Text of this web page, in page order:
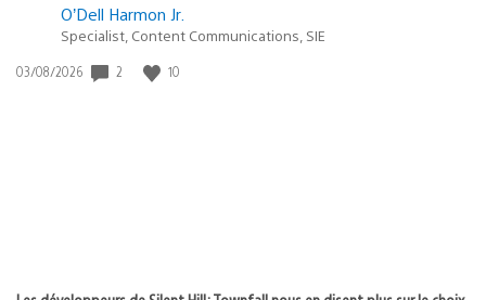
O’Dell Harmon Jr.
Specialist, Content Communications, SIE
Date
03/08/2026 2 10